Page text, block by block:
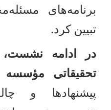
برنامه‌های
تبیین کرد.
در ادامه
تحقیقاتی مؤسسه
پیشنهادها و